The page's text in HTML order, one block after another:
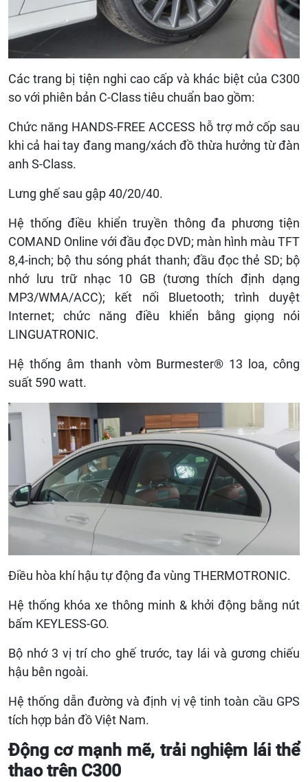
Các trang bị tiện nghi cao cấp và khác biệt của C300
so với phiên bản C-Class tiêu chuẩn bao gồm:
Chức năng HANDS-FREE ACCESS hỗ trợ mở cốp sau
khi cả hai tay đang mang/xách đồ thừa hưởng từ đàn
anh S-Class.
Lưng ghế sau gập 40/20/40.
Hệ thống điều khiển truyền thông đa phương tiện
COMAND Online với đầu đọc DVD; màn hình màu TFT
8,4-inch; bộ thu sóng phát thanh; đầu đọc thẻ SD; bộ
nhớ lưu trữ nhạc 10 GB (tương thích định dạng
MP3/WMA/ACC); kết nối Bluetooth; trình duyệt
Internet; chức năng điều khiển bằng giọng nói
LINGUATRONIC.
Hệ thống âm thanh vòm Burmester® 13 loa, công
suất 590 watt.
Điều hòa khí hậu tự động đa vùng THERMOTRONIC.
Hệ thống khóa xe thông minh & khởi động bằng nút
bấm KEYLESS-GO.
Bộ nhớ 3 vị trí cho ghế trước, tay lái và gương chiếu
hậu bên ngoài.
Hệ thống dẫn đường và định vị vệ tinh toàn cầu GPS
tích hợp bản đồ Việt Nam.
Động cơ mạnh mẽ, trải nghiệm lái thể
thao trên C300